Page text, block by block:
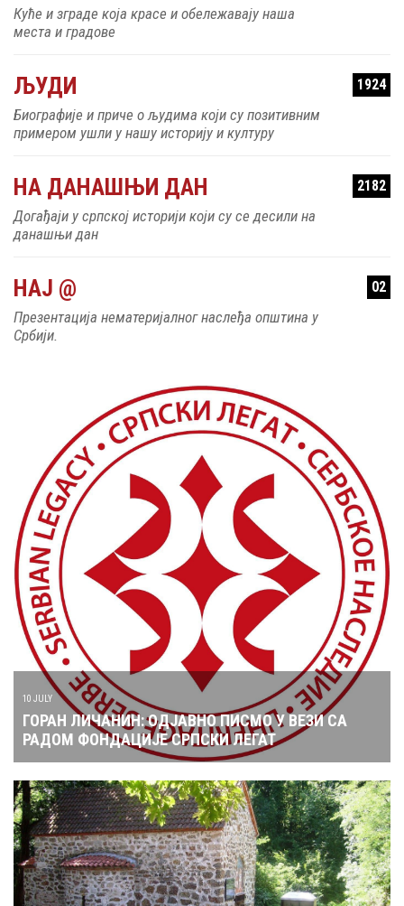
Куће и зграде која красе и обележавају наша
места и градове
ЉУДИ 1924
Биографије и приче о људима који су позитивним
примером ушли у нашу историју и културу
НА ДАНАШЊИ ДАН 2182
Догађаји у српској историји који су се десили на
данашњи дан
НАЈ @ 02
Презентација нематеријалног наслеђа општина у
Србији.
10 JULY
ГОРАН ЛИЧАНИН: ОДЈАВНО ПИСМО У ВЕЗИ СА
РАДОМ ФОНДАЦИЈЕ СРПСКИ ЛЕГАТ